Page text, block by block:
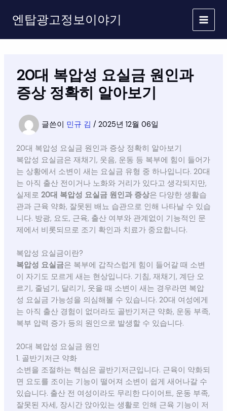
로
엔탑광고정보이야기
20대 복압성 요실금 원인과
증상 정확히 알아보기
글쓴이 민규 김 / 2025년 12월 06일
20대 복압성 요실금 원인과 증상 정확히 알아보기
복압성 요실금은 재채기, 웃음, 운동 등 복부에 힘이 들어가
는 상황에서 소변이 새는 요실금 유형 중 하나입니다. 20대
는 아직 출산 전이거나 노화와 거리가 있다고 생각되지만,
실제로 20대 복압성 요실금 원인과 증상은 다양한 생활습
관과 근육 약화, 잘못된 배뇨 습관으로 인해 나타날 수 있습
니다. 방광, 요도, 근육, 출산 여부와 관계없이 기능적인 문
제에서 비롯되므로 조기 확인과 치료가 중요합니다.
복압성 요실금이란?
복압성 요실금은 복부에 갑작스럽게 힘이 들어갈 때 소변
이 자기도 모르게 새는 현상입니다. 기침, 재채기, 계단 오
르기, 줄넘기, 달리기, 웃을 때 소변이 새는 경우라면 복압
성 요실금 가능성을 의심해볼 수 있습니다. 20대 여성에게
는 아직 출산 경험이 없더라도 골반기저근 약화, 운동 부족,
복부 압력 증가 등의 원인으로 발생할 수 있습니다.
20대 복압성 요실금 원인
1. 골반기저근 약화
소변을 조절하는 핵심은 골반기저근입니다. 근육이 약화되
면 요도를 조이는 기능이 떨어져 소변이 쉽게 새어나갈 수
있습니다. 출산 전 여성이라도 무리한 다이어트, 운동 부족,
잘못된 자세, 장시간 앉아있는 생활로 인해 근육 기능이 저